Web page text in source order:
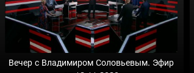
Вечер с Владимиром Соловьевым. Эфир